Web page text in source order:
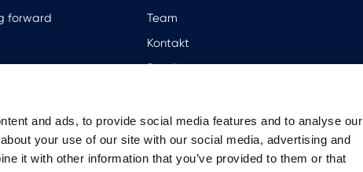
and ads, to provide social media features and to analyse our
your use of our site with our social media, advertising and
it with other information that you’ve provided to them or that
forward
Team
Kontakt
Distributoren